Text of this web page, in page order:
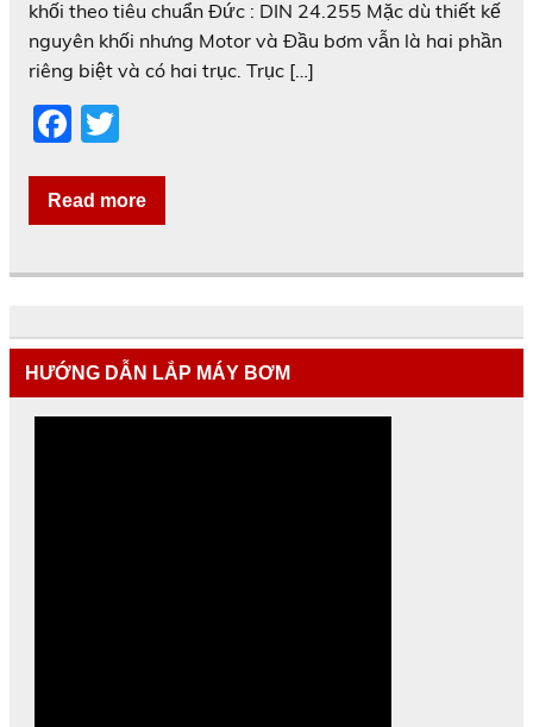
khối theo tiêu chuẩn Đức : DIN 24.255 Mặc dù thiết kế
nguyên khối nhưng Motor và Đầu bơm vẫn là hai phần
riêng biệt và có hai trục. Trục […]
F
c
e
b
o
k
itt
er
Read more
HƯỚNG DẪN LẮP MÁY BƠM